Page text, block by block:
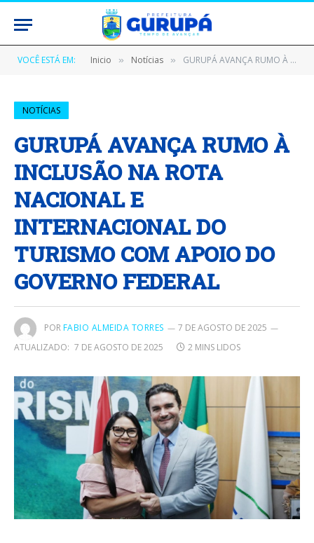
VOCÊ ESTÁ EM: Inicio » Notícias » GURUPÁ AVANÇA RUMO À INCLUSÃO NA ROTA NACIONAL E INTERNACIONAL DO TURISMO COM APOIO DO GOVERNO FEDERAL
NOTÍCIAS
GURUPÁ AVANÇA RUMO À
INCLUSÃO NA ROTA
NACIONAL E
INTERNACIONAL DO
TURISMO COM APOIO DO
GOVERNO FEDERAL
PORFABIO ALMEIDA TORRES
7 DE AGOSTO DE 2025
ATUALIZADO: 7 DE AGOSTO DE 2025 2 MINS LIDOS